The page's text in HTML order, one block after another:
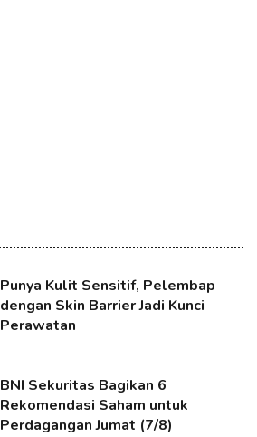
Punya Kulit Sensitif, Pelembap
dengan Skin Barrier Jadi Kunci
Perawatan
BNI Sekuritas Bagikan 6
Rekomendasi Saham untuk
Perdagangan Jumat (7/8)